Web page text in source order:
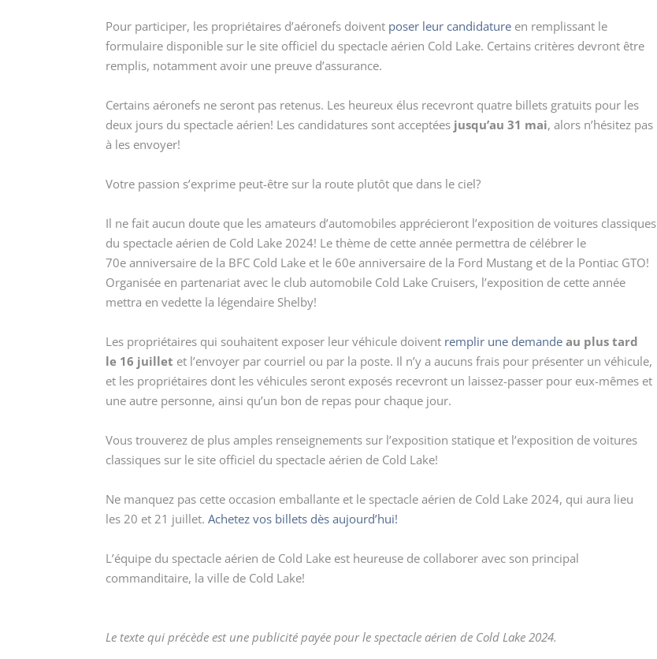
Pour participer, les propriétaires d’aéronefs doivent poser leur candidature en remplissant le
formulaire disponible sur le site officiel du spectacle aérien Cold Lake. Certains critères devront être
remplis, notamment avoir une preuve d’assurance.
Certains aéronefs ne seront pas retenus. Les heureux élus recevront quatre billets gratuits pour les
deux jours du spectacle aérien! Les candidatures sont acceptées jusqu’au 31 mai, alors n’hésitez pas
à les envoyer!
Votre passion s’exprime peut-être sur la route plutôt que dans le ciel?
Il ne fait aucun doute que les amateurs d’automobiles apprécieront l’exposition de voitures classiques
du spectacle aérien de Cold Lake 2024! Le thème de cette année permettra de célébrer le
70e anniversaire de la BFC Cold Lake et le 60e anniversaire de la Ford Mustang et de la Pontiac GTO!
Organisée en partenariat avec le club automobile Cold Lake Cruisers, l’exposition de cette année
mettra en vedette la légendaire Shelby!
Les propriétaires qui souhaitent exposer leur véhicule doivent remplir une demandeau plus tard
le 16 juillet et l’envoyer par courriel ou par la poste. Il n’y a aucuns frais pour présenter un véhicule,
et les propriétaires dont les véhicules seront exposés recevront un laissez-passer pour eux-mêmes et
une autre personne, ainsi qu’un bon de repas pour chaque jour.
Vous trouverez de plus amples renseignements sur l’exposition statique et l’exposition de voitures
classiques sur le site officiel du spectacle aérien de Cold Lake!
Ne manquez pas cette occasion emballante et le spectacle aérien de Cold Lake 2024, qui aura lieu
les 20 et 21 juillet.Achetez vos billets dès aujourd’hui!
L’équipe du spectacle aérien de Cold Lake est heureuse de collaborer avec son principal
commanditaire, la ville de Cold Lake!
Le texte qui précède est une publicité payée pour le spectacle aérien de Cold Lake 2024.